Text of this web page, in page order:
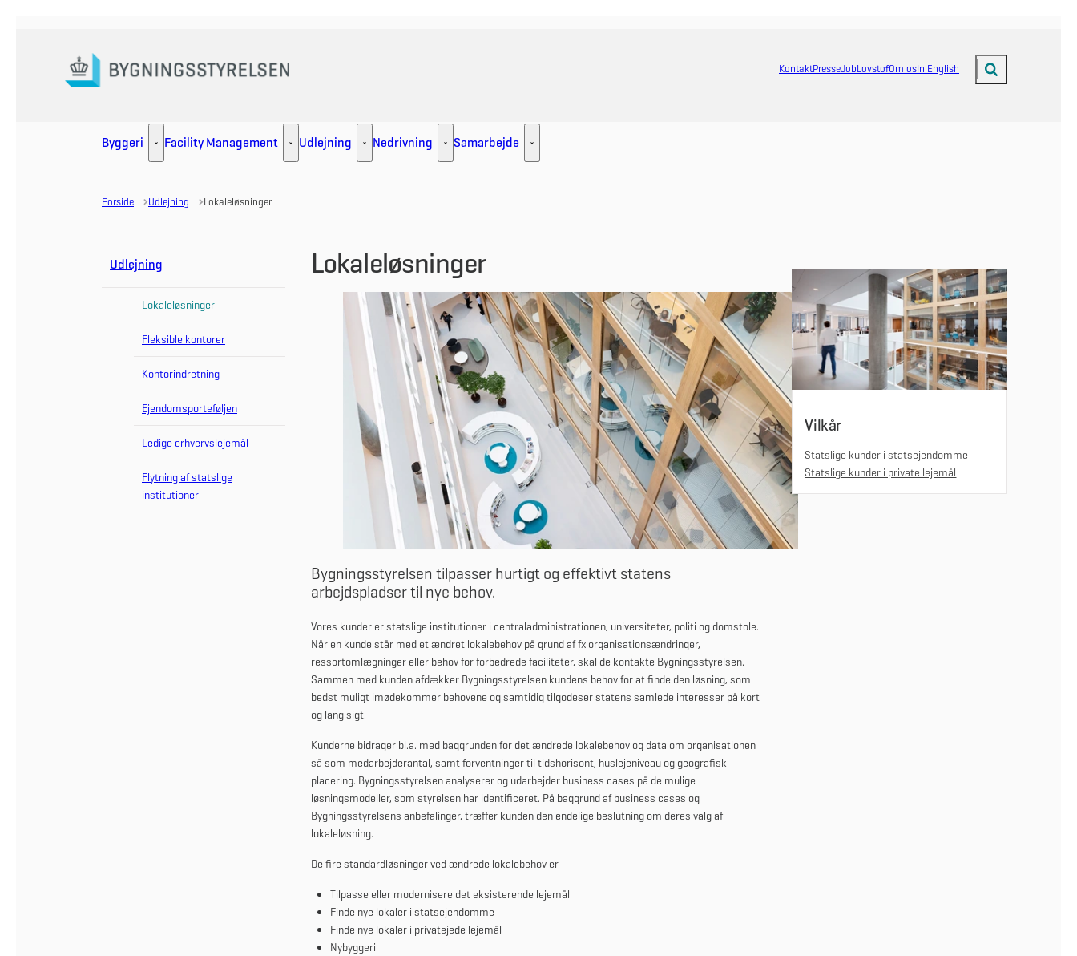
KontaktPresseJobLovstofOm osIn English Fold søgefelt ud
Byggeri Byggeri - Flere links
Facility Management Facility Management - Flere links
Udlejning Udlejning - Flere links
Nedrivning Nedrivning - Flere links
Samarbejde Samarbejde - Flere links
Forside Udlejning Lokaleløsninger
Udlejning
Lokaleløsninger
Fleksible kontorer
Kontorindretning
Ejendomsporteføljen
Ledige erhvervslejemål
Flytning af statslige
institutioner
Lokaleløsninger
Bygningsstyrelsen tilpasser hurtigt og effektivt statens
arbejdspladser til nye behov.
Vores kunder er statslige institutioner i centraladministrationen, universiteter, politi og domstole.
Når en kunde står med et ændret lokalebehov på grund af fx organisationsændringer,
ressortomlægninger eller behov for forbedrede faciliteter, skal de kontakte Bygningsstyrelsen.
Sammen med kunden afdækker Bygningsstyrelsen kundens behov for at finde den løsning, som
bedst muligt imødekommer behovene og samtidig tilgodeser statens samlede interesser på kort
og lang sigt.
Kunderne bidrager bl.a. med baggrunden for det ændrede lokalebehov og data om organisationen
så som medarbejderantal, samt forventninger til tidshorisont, huslejeniveau og geografisk
placering. Bygningsstyrelsen analyserer og udarbejder business cases på de mulige
løsningsmodeller, som styrelsen har identificeret. På baggrund af business cases og
Bygningsstyrelsens anbefalinger, træffer kunden den endelige beslutning om deres valg af
lokaleløsning.
De fire standardløsninger ved ændrede lokalebehov er
Tilpasse eller modernisere det eksisterende lejemål
Finde nye lokaler i statsejendomme
Finde nye lokaler i privatejede lejemål
Nybyggeri
Vilkår
Statslige kunder i statsejendomme
Statslige kunder i private lejemål